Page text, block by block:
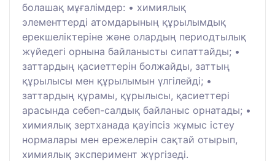
болашақ мұғалімдер: • химиялық
элементтерді атомдарының құрылымдық
ерекшеліктеріне және олардың периодтылық
жүйедегі орнына байланысты сипаттайды; •
заттардың қасиеттерін болжайды, заттың
құрылысы мен құрылымын үлгілейді; •
заттардың құрамы, құрылысы, қасиеттері
арасында себеп-салдық байланыс орнатады; •
химиялық зертханада қауіпсіз жұмыс істеу
нормалары мен ережелерін сақтай отырып,
химиялық эксперимент жүргізеді.